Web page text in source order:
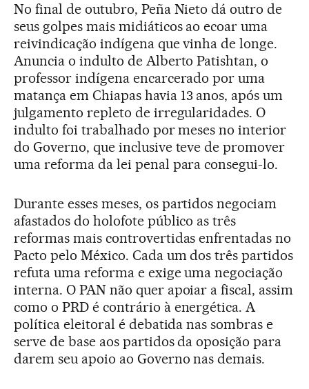
No final de outubro, Peña Nieto dá outro de
seus golpes mais midiáticos ao ecoar uma
reivindicação indígena que vinha de longe.
Anuncia o indulto de Alberto Patishtan, o
professor indígena encarcerado por uma
matança em Chiapas havia 13 anos, após um
julgamento repleto de irregularidades. O
indulto foi trabalhado por meses no interior
do Governo, que inclusive teve de promover
uma reforma da lei penal para consegui-lo.
Durante esses meses, os partidos negociam
afastados do holofote público as três
reformas mais controvertidas enfrentadas no
Pacto pelo México. Cada um dos três partidos
refuta uma reforma e exige uma negociação
interna. O PAN não quer apoiar a fiscal, assim
como o PRD é contrário à energética. A
política eleitoral é debatida nas sombras e
serve de base aos partidos da oposição para
darem seu apoio ao Governo nas demais.